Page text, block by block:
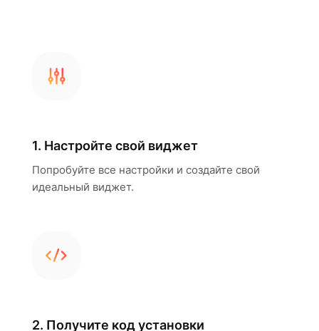
1. Настройте свой виджет
Попробуйте все настройки и создайте свой
идеальный виджет.
2. Получите код установки